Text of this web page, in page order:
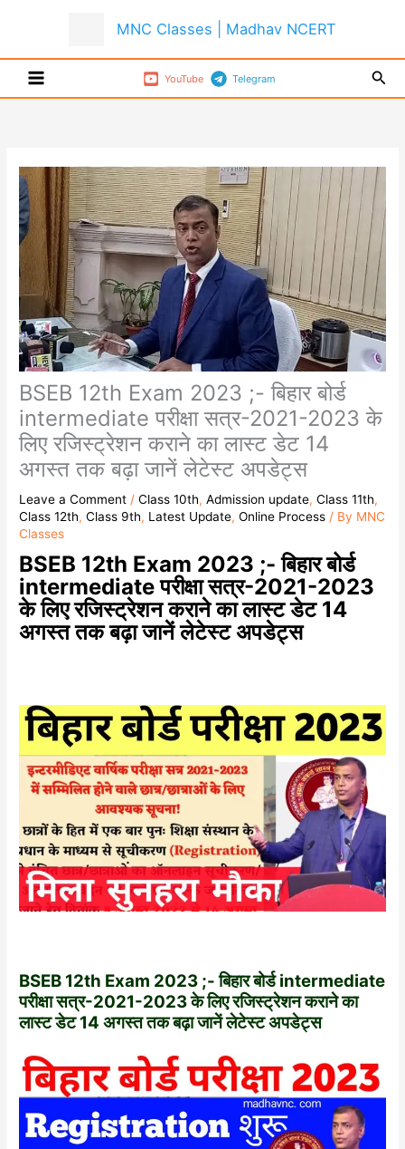
MNC Classes | Madhav NCERT
YouTube Telegram
BSEB 12th Exam 2023 ;- बिहार बोर्ड
intermediate परीक्षा सत्र-2021-2023 के
लिए रजिस्ट्रेशन कराने का लास्ट डेट 14
अगस्त तक बढ़ा जानें लेटेस्ट अपडेट्स
Leave a Comment /Class 10th,Admission update,Class 11th,
Class 12th,Class 9th, Latest Update,Online Process / By MNC
Classes
BSEB 12th Exam 2023 ;- बिहार बोर्ड
intermediate परीक्षा सत्र-2021-2023
के लिए रजिस्ट्रेशन कराने का लास्ट डेट 14
अगस्त तक बढ़ा जानें लेटेस्ट अपडेट्स
BSEB 12th Exam 2023 ;- बिहार बोर्ड intermediate
परीक्षा सत्र-2021-2023 के लिए रजिस्ट्रेशन कराने का
लास्ट डेट 14 अगस्त तक बढ़ा जानें लेटेस्ट अपडेट्स